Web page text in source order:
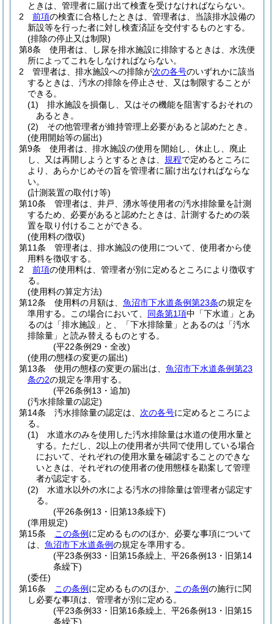
ときは、管理者に届け出て検査を受けなければならない。
2
前項の検査に合格したときは、管理者は、当該排水設備の
新設等を行った者に対し検査済証を交付するものとする。
(排除の停止又は制限)
第8条
使用者は、し尿を排水施設に排除するときは、水洗便
所によってこれをしなければならない。
2
管理者は、排水施設への排除が次の各号のいずれかに該当
するときは、汚水の排除を停止させ、又は制限することが
できる。
(1)
排水施設を損傷し、又はその機能を阻害するおそれの
あるとき。
(2)
その他管理者が維持管理上必要があると認めたとき。
(使用開始等の届出)
第9条
使用者は、排水施設の使用を開始し、休止し、廃止
し、又は再開しようとするときは、 規程で定めるところに
より、あらかじめその旨を管理者に届け出なければならな
い。
(計測装置の取付け等)
第10条
管理者は、井戸、湧水等使用者の汚水排除量を計測
するため、必要があると認めたときは、計測するための装
置を取り付けることができる。
(使用料の徴収)
第11条
管理者は、排水施設の使用について、使用者から使
用料を徴収する。
2
前項の使用料は、管理者が別に定めるところにより徴収す
る。
(使用料の算定方法)
第12条
使用料の月額は、 魚沼市下水道条例第23条の規定を
準用する。
この場合において、 同条第1項中「下水道」とあ
るのは「排水施設」と、「下水排除量」とあるのは「汚水
排除量」と読み替えるものとする。
(平22条例29・全改)
(使用の態様の変更の届出)
第13条
使用の態様の変更の届出は、 魚沼市下水道条例第23
条の2の規定を準用する。
(平26条例13・追加)
(汚水排除量の認定)
第14条
汚水排除量の認定は、 次の各号に定めるところによ
る。
(1)
水道水のみを使用した汚水排除量は水道の使用水量と
する。 ただし、2以上の使用者が共同で使用している場合
において、それぞれの使用水量を確認することのできな
いときは、それぞれの使用者の使用態様を勘案して管理
者が認定する。
(2)
水道水以外の水による汚水の排除量は管理者が認定す
る。
(平26条例13・旧第13条繰下)
(準用規定)
第15条
この条例 に定めるもののほか、必要な事項について
は、 魚沼市下水道条例の規定を準用する。
(平23条例33・旧第15条繰上、平26条例13・旧第14
条繰下)
(委任)
第16条
この条例 に定めるもののほか、 この条例の施行に関
し必要な事項は、管理者が別に定める。
(平23条例33・旧第16条繰上、平26条例13・旧第15
条繰下)